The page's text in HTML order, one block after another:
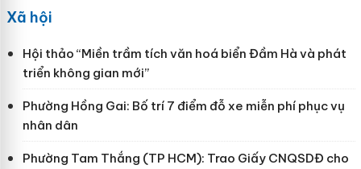
Xã hội
Hội thảo “Miền trầm tích văn hoá biển Đầm Hà và phát
triển không gian mới”
Phường Hồng Gai: Bố trí 7 điểm đỗ xe miễn phí phục vụ
nhân dân
Phường Tam Thắng (TP HCM): Trao Giấy CNQSDĐ cho